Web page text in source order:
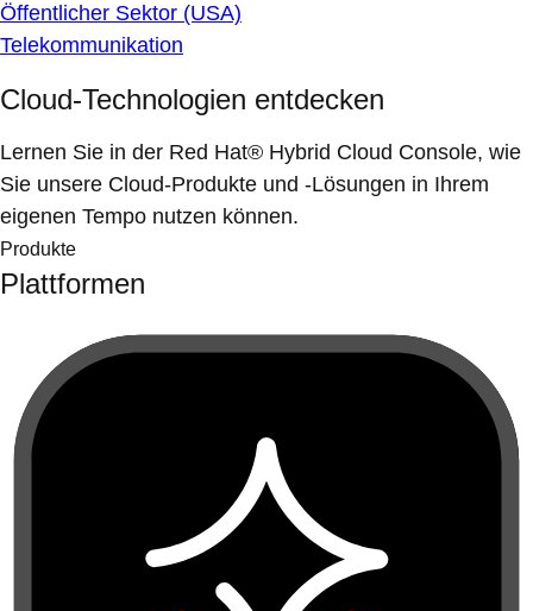
Öffentlicher Sektor (USA)
Telekommunikation
Cloud-Technologien entdecken
Lernen Sie in der Red Hat® Hybrid Cloud Console, wie
Sie unsere Cloud-Produkte und -Lösungen in Ihrem
eigenen Tempo nutzen können.
Produkte
Plattformen